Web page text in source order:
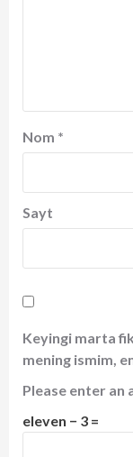
Nom *
Sayt
Keyingi marta
mening ismim,
Please enter an
eleven − 3 =